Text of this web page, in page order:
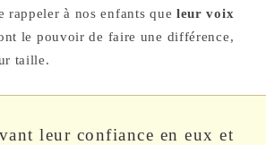
rappeler à nos enfants que leur voix
le pouvoir de faire une différence,
taille.
leur confiance en eux et